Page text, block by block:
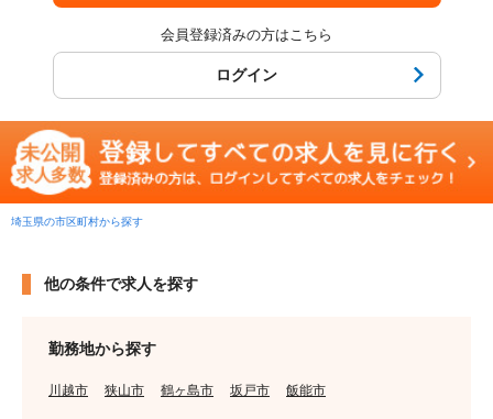
会員登録済みの方はこちら
ログイン
埼玉県の市区町村から探す
他の条件で求人を探す
勤務地から探す
川越市 狭山市 鶴ヶ島市 坂戸市 飯能市